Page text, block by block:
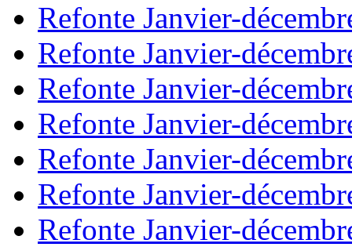
Refonte Janvier-
Refonte Janvier-
Refonte Janvier-
Refonte Janvier-
Refonte Janvier-
Refonte Janvier-
Refonte Janvier-